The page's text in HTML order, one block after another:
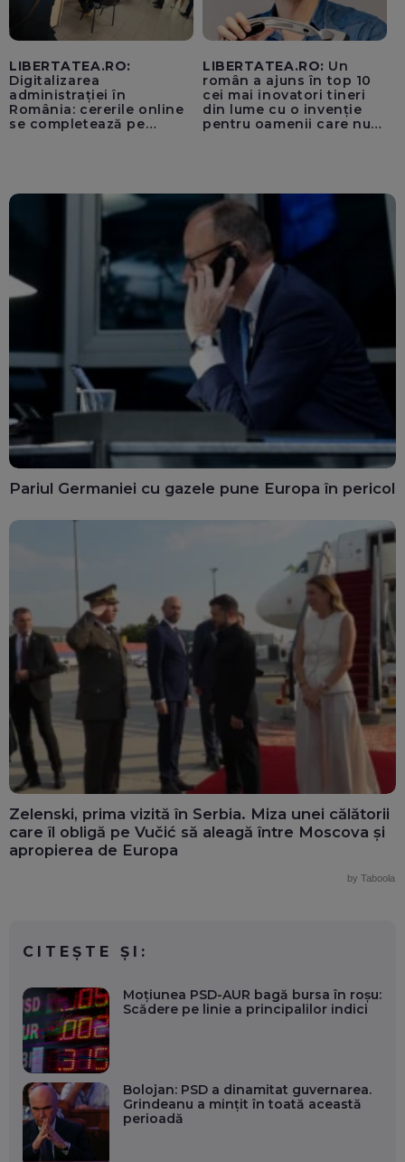
LIBERTATEA.RO:
Digitalizarea
administrației în
România: cererile online
se completează pe
LIBERTATEA.RO: Un
român a ajuns în top 10
cei mai inovatori tineri
din lume cu o invenție
pentru oamenii care nu
Pariul Germaniei cu gazele pune Europa în pericol
Zelenski, prima vizită în Serbia. Miza unei călătorii
care îl obligă pe Vučić să aleagă între Moscova și
apropierea de Europa
by Taboola
CITEȘTE ȘI:
Moțiunea PSD-AUR bagă bursa în roșu:
Scădere pe linie a principalilor indici
Bolojan: PSD a dinamitat guvernarea.
Grindeanu a mințit în toată această
perioadă